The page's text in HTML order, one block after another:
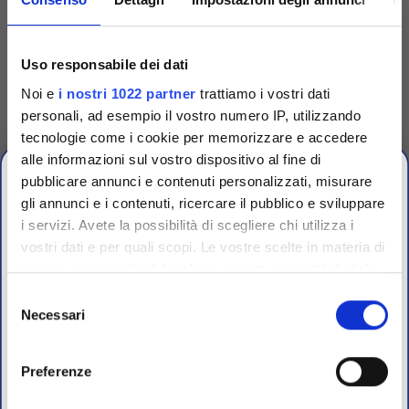
Uso responsabile dei dati
Noi e i nostri 1022 partner trattiamo i vostri dati
personali, ad esempio il vostro numero IP, utilizzando
tecnologie come i cookie per memorizzare e accedere
alle informazioni sul vostro dispositivo al fine di
pubblicare annunci e contenuti personalizzati, misurare
gli annunci e i contenuti, ricercare il pubblico e sviluppare
i servizi. Avete la possibilità di scegliere chi utilizza i
vostri dati e per quali scopi. Le vostre scelte in materia di
privacy sono applicabili solo su questa proprietà digitale
modificare o revocare il proprio consenso in qualsiasi
momento dalla Dichiarazione sui cookie o facendo clic
delNecessari
Preferenze
CodiceTRG90001
dischetti
Dispenser singolo in plastica
per espellere uno a uno i
dischetti dalle cartucce.
Accedi Per visualizzare
prezzi e schede tecniche
CHIUSURA